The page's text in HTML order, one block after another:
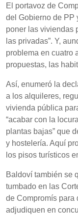
El portavoz de
del Gobierno de PP
poner las viviendas
las privadas”. Y,
problema en cuatro
propuestas, las
Así, enumeró la
a los alquileres,
vivienda pública
“acabar con la
plantas bajas” que
y hostelería. Aquí
los pisos turísticos
Baldoví también se
tumbado en las
de Compromís para
adjudiquen en